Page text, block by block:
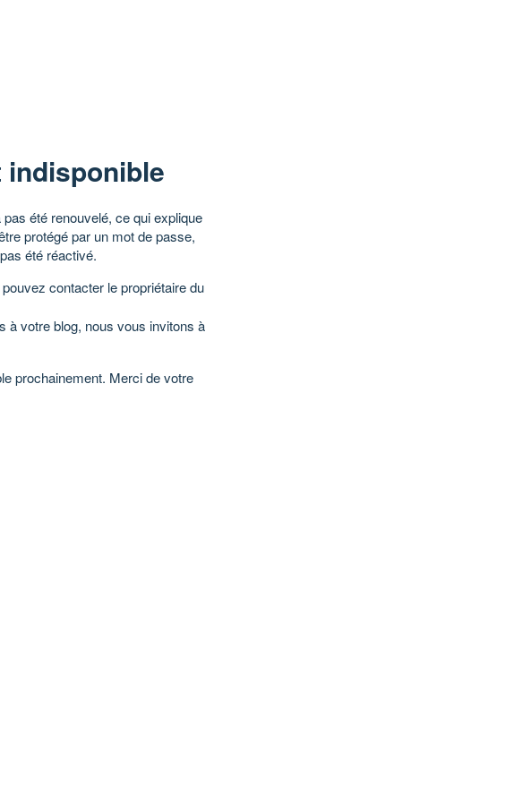
indisponible
pas été renouvelé, ce qui explique
protégé par un mot de passe,
été réactivé.
contacter le propriétaire du
à votre blog, nous vous invitons à
prochainement. Merci de votre